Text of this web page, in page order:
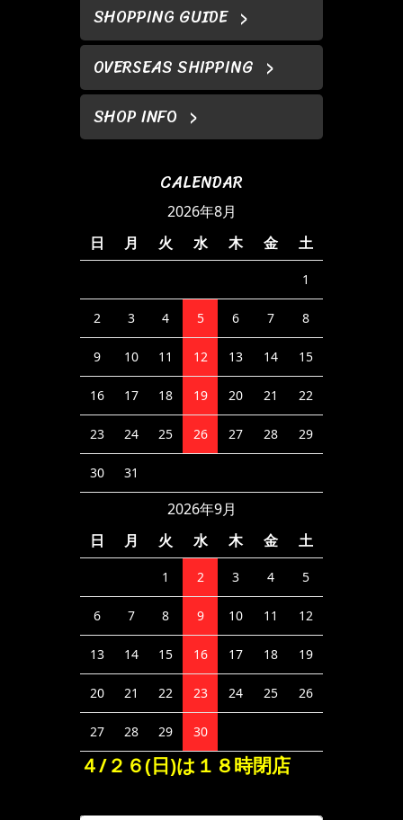
SHOPPING GUIDE
OVERSEAS SHIPPING
SHOP INFO
CALENDAR
2026年8月
日
月 火 水 木 金 土
1
2 3 4 5 6 7 8
9 10 11 12 13 14 15
16 17 18 19 20 21 22
23 24 25 26 27 28 29
30 31
2026年9月
日
月 火 水 木 金 土
1 2 3 4 5
6 7 8 9 10 11 12
13 14 15 16 17 18 19
20 21 22 23 24 25 26
27 28 29 30
４/２６(日)は１８時閉店